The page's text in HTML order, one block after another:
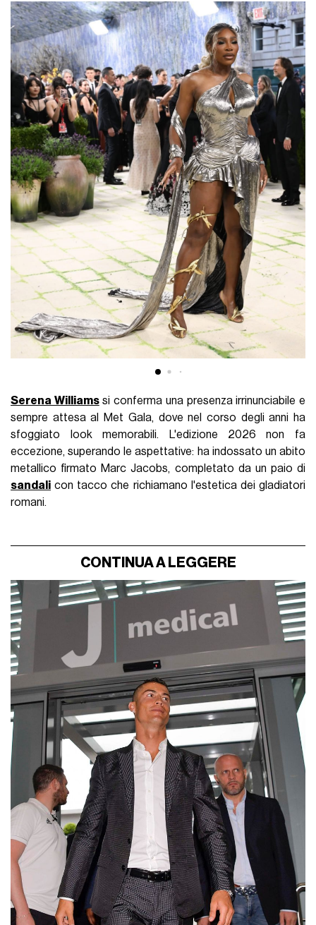
Serena Williamssi conferma una presenza irrinunciabile e
sempre attesa al Met Gala, dove nel corso degli anni ha
sfoggiato look memorabili. L'edizione 2026 non fa
eccezione, superando le aspettative: ha indossato un abito
metallico firmato Marc Jacobs, completato da un paio di
sandali con tacco che richiamano l'estetica dei gladiatori
romani.
CONTINUA A LEGGERE